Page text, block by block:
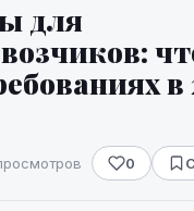
для
в
0